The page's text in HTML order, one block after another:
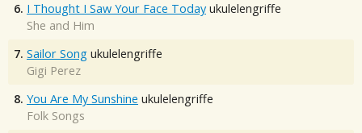
6. I Thought I Saw Your Face Today ukulelengriffe
She and Him
7. Sailor Song ukulelengriffe
Gigi Perez
8. You Are My Sunshine ukulelengriffe
Folk Songs